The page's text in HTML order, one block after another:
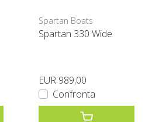
Spartan Boats
Spartan 330 Wide
EUR 989,00
Confronta